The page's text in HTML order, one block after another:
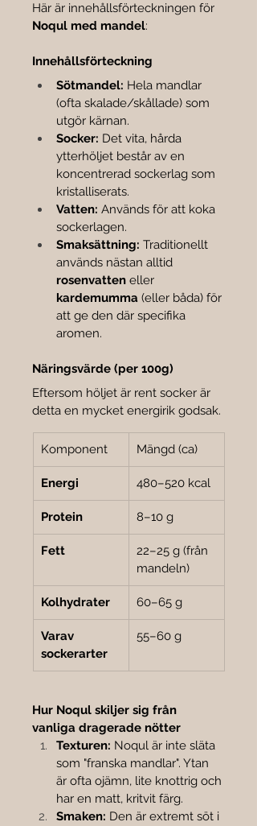
Här är innehållsförteckningen för
Noqul med mandel:
Innehållsförteckning
Sötmandel: Hela mandlar
(ofta skalade/skållade) som
utgör kärnan.
Socker: Det vita, hårda
ytterhöljet består av en
koncentrerad sockerlag som
kristalliserats.
Vatten: Används för att koka
sockerlagen.
Smaksättning: Traditionellt
används nästan alltid
rosenvatten eller
kardemumma (eller båda) för
att ge den där specifika
aromen.
Näringsvärde (per 100g)
Eftersom höljet är rent socker är
detta en mycket energirik godsak.
Komponent Mängd (ca)
Energi 480–520 kcal
Protein 8–10 g
Fett
22–25 g (från
mandeln)
Kolhydrater 60–65 g
Varav
sockerarter
55–60 g
Hur Noqul skiljer sig från
vanliga dragerade nötter
Texturen: Noqul är inte släta
som "franska mandlar". Ytan
är ofta ojämn, lite knottrig och
har en matt, kritvit färg.
Smaken: Den är extremt söt i